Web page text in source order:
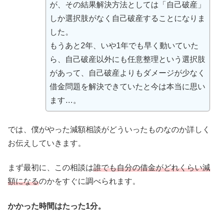
が、その結果解決方法としては「自己破産」
しか選択肢がなく自己破産することになりま
した。
もうあと2年、いや1年でも早く動いていた
ら、自己破産以外にも任意整理という選択肢
があって、自己破産よりもダメージが少なく
借金問題を解決できていたと今は本当に思い
ます…。
では、僕がやった減額相談がどういったものなのか詳しく
お伝えしていきます。
まず最初に、この相談は誰でも自分の借金がどれくらい減
額になるのかをすぐに調べられます。
かかった時間はたった1分。